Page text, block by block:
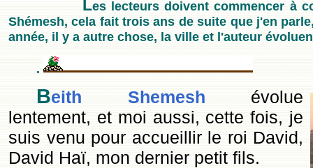
Les lecteurs doivent commencer à
Shémesh, cela fait trois ans de suite que j'en
année, il y a autre chose, la ville et l'auteur
.
Beith Shemesh
évolue
lentement, et moi aussi, cette fois, je
suis venu pour accueillir le roi David,
David Haï, mon dernier petit fils.